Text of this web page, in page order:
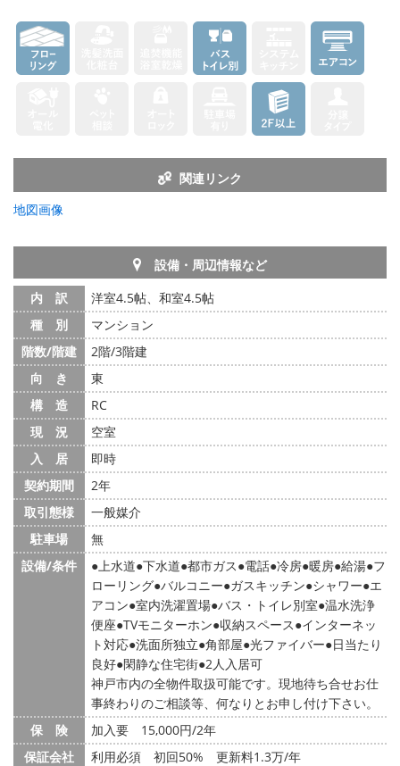
関連リンク
地図画像
設備・周辺情報など
内 訳
洋室4.5帖、和室4.5帖
種 別
マンション
階数/階建
2階/3階建
向 き
東
構 造
RC
現 況
空室
入 居
即時
契約期間
2年
取引態様
一般媒介
駐車場
無
設備/条件
上水道 下水道 都市ガス 電話 冷房 暖房 給湯 フ
ローリング バルコニー ガスキッチン シャワー エ
アコン 室内洗濯置場 バス・トイレ別室 温水洗浄
便座 TVモニターホン 収納スペース インターネッ
ト対応 洗面所独立 角部屋 光ファイバー 日当たり
良好 閑静な住宅街 2人入居可
神戸市内の全物件取扱可能です。現地待ち合せお仕
事終わりのご相談等、何なりとお申し付け下さい。
保 険
加入要 15,000円/2年
保証会社
利用必須 初回50% 更新料1.3万/年